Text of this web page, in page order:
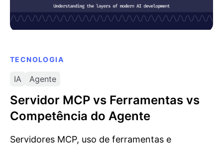
TECNOLOGIA
IA Agente
Servidor MCP vs Ferramentas vs
Competência do Agente
Servidores MCP, uso de ferramentas e